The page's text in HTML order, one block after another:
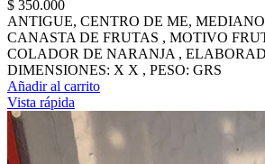
$ 350.000
ANTIGUE, CENTRO DE ME,
CANASTA DE FRUTAS , MOTIVO
COLADOR DE NARANJA ,
DIMENSIONES: X X , PESO: GRS
Añadir al carrito
Vista rápida